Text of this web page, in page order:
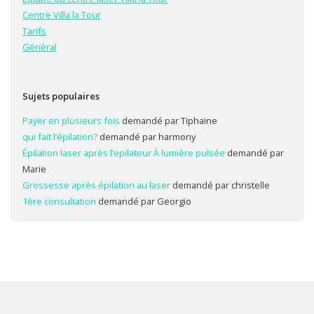
Centre Villa la Tour
Tarifs
Général
Sujets populaires
Payer en plusieurs fois demandé par Tiphaine
qui fait l’épilation?demandé par harmony
Épilation laser après l’epilateur À lumière pulsée demandé par
Marie
Grossesse après épilation au laserdemandé par christelle
1ère consultation demandé par Georgio